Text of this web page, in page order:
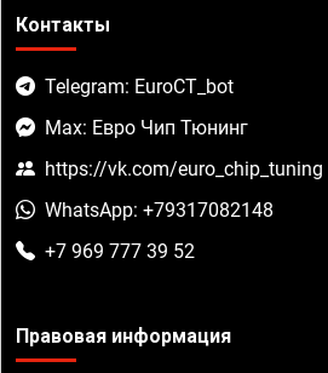
Контакты
Telegram: EuroCT_bot
Max: Евро Чип Тюнинг
https://vk.com/euro_chip_tuning
WhatsApp: +79317082148
+7 969 777 39 52
Правовая информация